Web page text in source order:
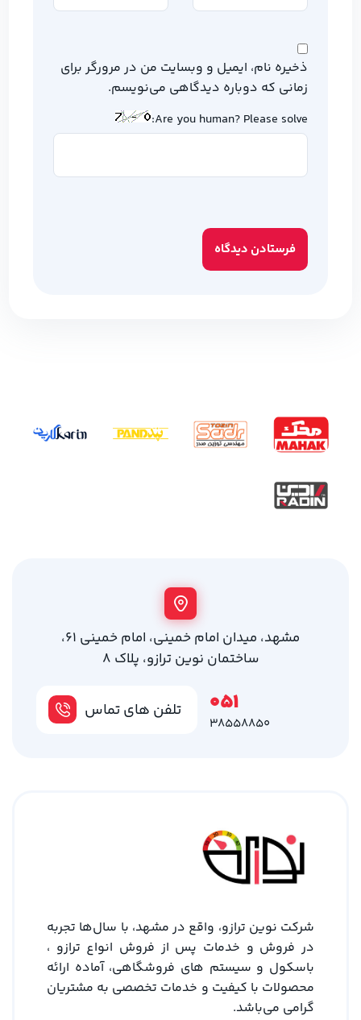
ذخیره نام، ایمیل و وبسایت من در مرورگر برای
زمانی که دوباره دیدگاهی می‌نویسم.
Are you human? Please solve:
مشهد، میدان امام خمینی، امام خمینی 61،
ساختمان نوین ترازو، پلاک 8
تلفن های تماس 051
38558850
شرکت نوین ترازو، واقع در مشهد، با سال‌ها تجربه
در فروش و خدمات پس از فروش انواع ترازو ،
باسکول و سیستم های فروشگاهی، آماده ارائه
محصولات با کیفیت و خدمات تخصصی به مشتریان
گرامی می‌باشد.